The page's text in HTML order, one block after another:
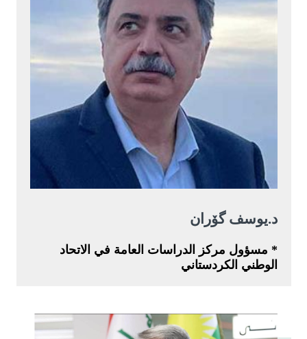
د.يوسف گۆران
* مسؤول مركز الدراسات العامة في الاتحاد
الوطني الكردستاني